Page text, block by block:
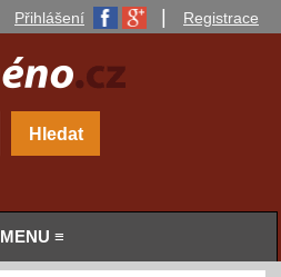
Přihlášení Registrace
MENU ≡